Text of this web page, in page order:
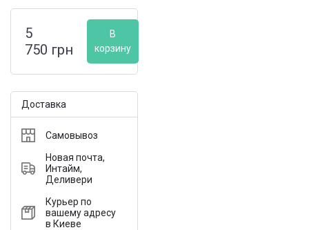
5
750 грн
В
корзину
Доставка
Самовывоз
Новая почта,
Интайм,
Деливери
Курьер по
вашему адресу
в Киеве